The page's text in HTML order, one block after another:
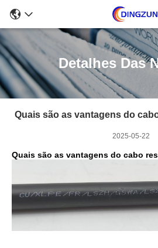
Detalhes Das
Quais são as vantagens do
2025-05-22
Quais são as vantagens do cabo